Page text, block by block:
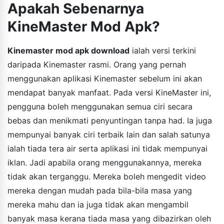
Apakah Sebenarnya
KineMaster Mod Apk?
Kinemaster mod apk download ialah versi terkini
daripada Kinemaster rasmi. Orang yang pernah
menggunakan aplikasi Kinemaster sebelum ini akan
mendapat banyak manfaat. Pada versi KineMaster ini,
pengguna boleh menggunakan semua ciri secara
bebas dan menikmati penyuntingan tanpa had. Ia juga
mempunyai banyak ciri terbaik lain dan salah satunya
ialah tiada tera air serta aplikasi ini tidak mempunyai
iklan. Jadi apabila orang menggunakannya, mereka
tidak akan terganggu. Mereka boleh mengedit video
mereka dengan mudah pada bila-bila masa yang
mereka mahu dan ia juga tidak akan mengambil
banyak masa kerana tiada masa yang dibazirkan oleh